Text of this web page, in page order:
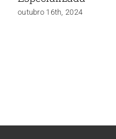
outubro 16th, 2024